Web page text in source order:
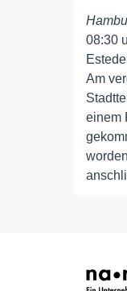
08:30
Am
einem